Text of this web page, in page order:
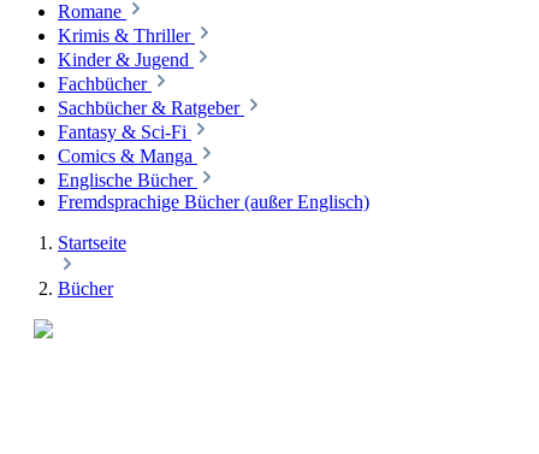
Romane
Krimis & Thriller
Kinder & Jugend
Fachbücher
Sachbücher & Ratgeber
Fantasy & Sci-Fi
Comics & Manga
Englische Bücher
Fremdsprachige Bücher (außer Englisch)
Startseite
Bücher